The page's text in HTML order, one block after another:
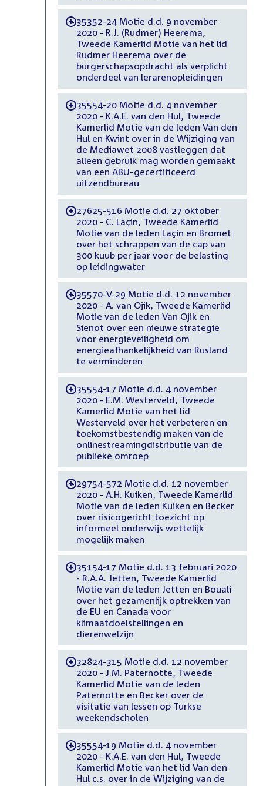
-35352-24 Motie d.d. 9 november
2020 - R.J. (Rudmer) Heerema,
Tweede Kamerlid Motie van het lid
Rudmer Heerema over de
burgerschapsopdracht als verplicht
onderdeel van lerarenopleidingen
-35554-20 Motie d.d. 4 november
2020 - K.A.E. van den Hul, Tweede
Kamerlid Motie van de leden Van den
Hul en Kwint over in de Wijziging van
de Mediawet 2008 vastleggen dat
alleen gebruik mag worden gemaakt
van een ABU-gecertificeerd
uitzendbureau
-27625-516 Motie d.d. 27 oktober
2020 - C. Laçin, Tweede Kamerlid
Motie van de leden Laçin en Bromet
over het schrappen van de cap van
300 kuub per jaar voor de belasting
op leidingwater
-35570-V-29 Motie d.d. 12 november
2020 - A. van Ojik, Tweede Kamerlid
Motie van de leden Van Ojik en
Sienot over een nieuwe strategie
voor energieveiligheid om
energieafhankelijkheid van Rusland
te verminderen
-35554-17 Motie d.d. 4 november
2020 - E.M. Westerveld, Tweede
Kamerlid Motie van het lid
Westerveld over het verbeteren en
toekomstbestendig maken van de
onlinestreamingdistributie van de
publieke omroep
-29754-572 Motie d.d. 12 november
2020 - A.H. Kuiken, Tweede Kamerlid
Motie van de leden Kuiken en Becker
over risicogericht toezicht op
informeel onderwijs wettelijk
mogelijk maken
-35154-17 Motie d.d. 13 februari 2020
- R.A.A. Jetten, Tweede Kamerlid
Motie van de leden Jetten en Bouali
over het gezamenlijk optrekken van
de EU en Canada voor
klimaatdoelstellingen en
dierenwelzijn
-32824-315 Motie d.d. 12 november
2020 - J.M. Paternotte, Tweede
Kamerlid Motie van de leden
Paternotte en Becker over de
visitatie van lessen op Turkse
weekendscholen
-35554-19 Motie d.d. 4 november
2020 - K.A.E. van den Hul, Tweede
Kamerlid Motie van het lid Van den
Hul c.s. over in de Wijziging van de